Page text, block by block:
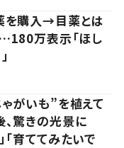
を購入→目薬とは
万表示「ほし
がいも”を植えて
驚きの光景に
「育ててみたいで